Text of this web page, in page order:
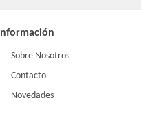
Información
Sobre Nosotros
Contacto
Novedades